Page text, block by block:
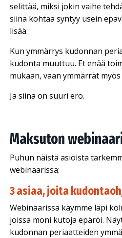
selittää, miksi jokin vaihe
siinä kohtaa syntyy usein
lisää.
Kun ymmärrys kudonnan
kudonta muuttuu. Et enää
mukaan, vaan ymmärrät
Ja siinä on suuri ero.
Maksuton
Puhun näistä asioista
webinaarissa:
3 asiaa, joita
Webinaarissa käymme läpi
joissa moni kutoja epäröi.
kudonnan periaatteiden